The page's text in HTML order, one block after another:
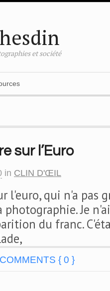
et société
sur l’Euro
in CLIN D'ŒIL
l'euro, qui n'a pas
photographie. Je
du franc.
COMMENTS { 0 }